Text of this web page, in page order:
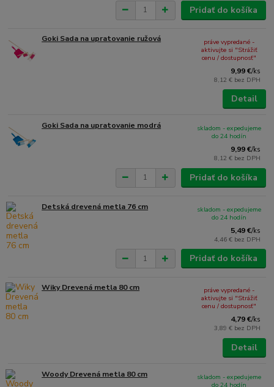
Pridať do košíka
Goki Sada na upratovanie ružová
9,99 €/ks
8,12 € bez DPH
práve vypredané -
aktivujte si "Strážiť
cenu / dostupnosť"
Detail
Goki Sada na upratovanie modrá
9,99 €/ks
8,12 € bez DPH
skladom - expedujeme
do 24 hodín
Pridať do košíka
Detská drevená metla 76 cm
5,49 €/ks
4,46 € bez DPH
skladom - expedujeme
do 24 hodín
Pridať do košíka
Wiky Drevená metla 80 cm
4,79 €/ks
3,89 € bez DPH
práve vypredané -
aktivujte si "Strážiť
cenu / dostupnosť"
Detail
Woody Drevená metla 80 cm
skladom - expedujeme
do 24 hodín